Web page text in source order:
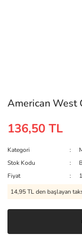
American West
136,50 TL
Kategori
Stok Kodu
Fiyat
14,95 TL den başlayan